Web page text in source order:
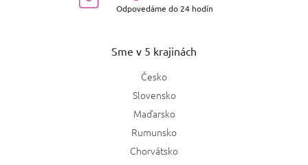
Odpovedáme do 24 hodín
Sme v 5 krajinách
Česko
Slovensko
Maďarsko
Rumunsko
Chorvátsko